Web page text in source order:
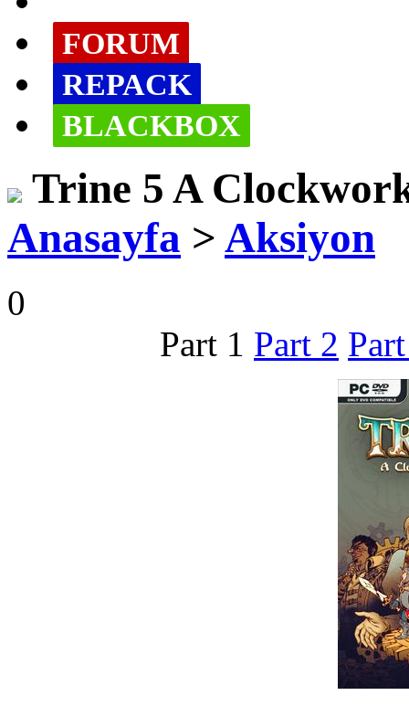
FORUM
REPACK
BLACKBOX
Trine 5 A
Anasayfa > Aksiyon
0
Part 1 Part 2